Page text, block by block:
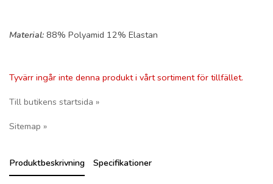
Material: 88% Polyamid 12% Elastan
Tyvärr ingår inte denna produkt i vårt sortiment för tillfället.
Till butikens startsida »
Sitemap »
Produktbeskrivning Specifikationer